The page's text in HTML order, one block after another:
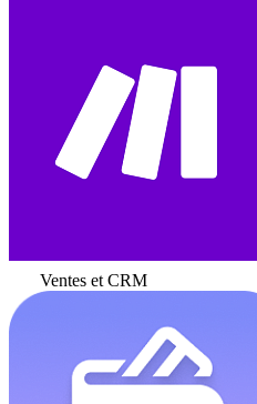
Ventes et CRM